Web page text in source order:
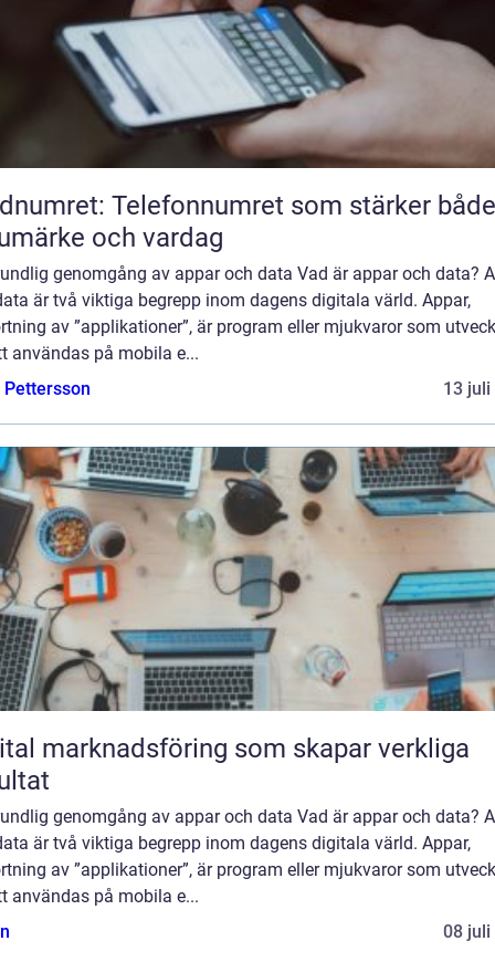
Telefonnumret som stärker både
och vardag
genomgång av appar och data Vad är appar och data?
är två viktiga begrepp inom dagens digitala värld. Appar,
av ”applikationer”, är program eller mjukvaror som
användas på mobila e...
13 juli
marknadsföring som skapar verkliga
genomgång av appar och data Vad är appar och data?
är två viktiga begrepp inom dagens digitala värld. Appar,
av ”applikationer”, är program eller mjukvaror som
användas på mobila e...
08 juli